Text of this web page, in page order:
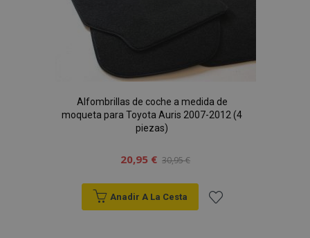
Alfombrillas de coche a medida de
moqueta para Toyota Auris 2007-2012 (4
piezas)
20,95 € 30,95 €
Anadir A La Cesta